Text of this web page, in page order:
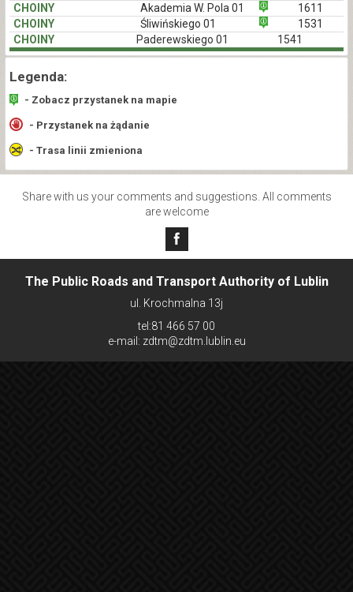
CHOINY
Akademia W. Pola 01
1611
CHOINY
Śliwińskiego 01
1531
CHOINY
Paderewskiego 01 1541
Legenda:
- Zobacz przystanek na mapie
- Przystanek na żądanie
- Trasa linii zmieniona
Share with us your comments and suggestions. All comments
are welcome
The Public Roads and Transport Authority of Lublin
ul. Krochmalna 13j
tel:81 466 57 00
e-mail: zdtm@zdtm.lublin.eu